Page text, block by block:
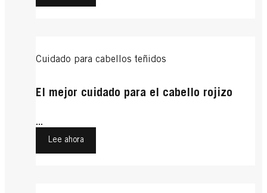
Cuidado para cabellos teñidos
El mejor cuidado para el cabello rojizo
...
Lee ahora